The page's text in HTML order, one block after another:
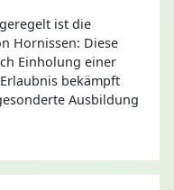
ist die
Hornissen: Diese
Einholung einer
bekämpft
Ausbildung